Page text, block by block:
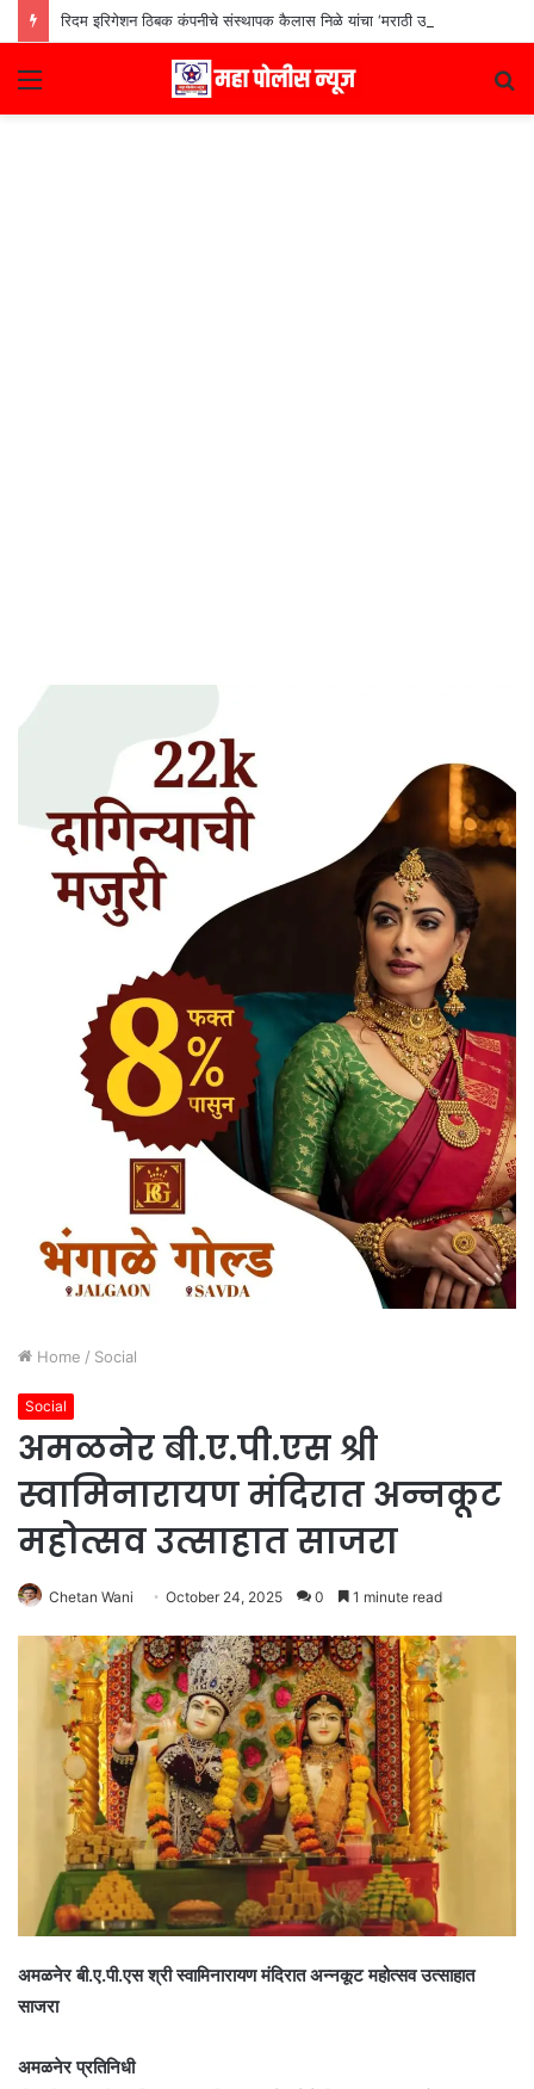
Menu
Home / Social
Social
अमळनेर बी.ए.पी.एस श्री
स्वामिनारायण मंदिरात अन्नकूट
महोत्सव उत्साहात साजरा
Chetan Wani October 24, 2025 0 1 minute read
अमळनेर बी.ए.पी.एस श्री स्वामिनारायण मंदिरात अन्नकूट महोत्सव उत्साहात
साजरा
अमळनेर प्रतिनिधी